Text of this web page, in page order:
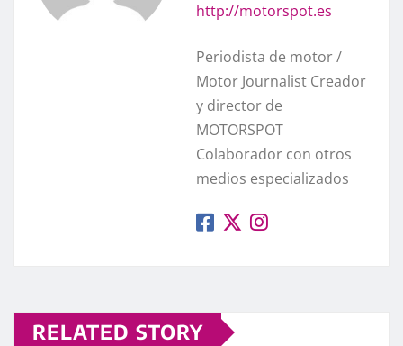
http://motorspot.es
Periodista de motor /
Motor Journalist Creador
y director de
MOTORSPOT
Colaborador con otros
medios especializados
RELATED STORY